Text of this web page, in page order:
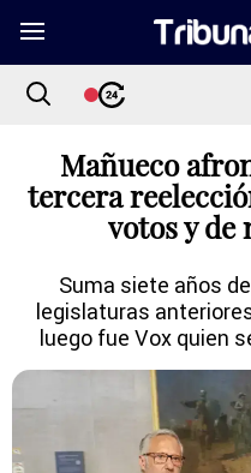
Mañueco
tercera
votos y de
Suma siete años
legislaturas
luego fue Vox quien